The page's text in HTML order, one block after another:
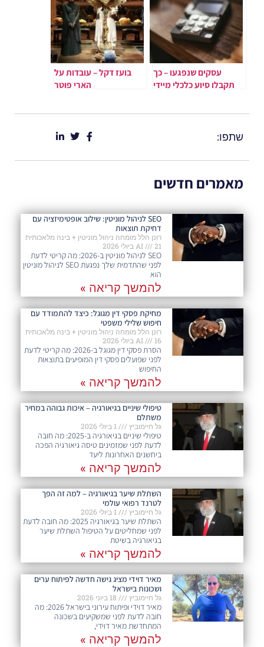
עסקים שנפגעו – כך
תקבלו סיוע כלכלי מיידי
בועז דקל – עובדות על
הארי פוטר
שתפו:
מאמרים חדשים
SEO לניהול מוניטין: שילוב אופטימיזציה עם
דחיקת תוצאות
רונן הלל מומחה ניהול מוניטין + בינה מלאכותית
AI
21 ביולי 2026
SEO לניהול מוניטין ב-2026: מה קריטי לדעת
לפני שהתדמית שלך נפגעת SEO לניהול מוניטין
הוא
להמשך קריאה »
מחיקת פסקי דין מגוגל: כיצד להתמודד עם
חיפוש שלילי משפטי
רונן הלל מומחה ניהול מוניטין + בינה מלאכותית
AI
16 ביולי 2026
הסרת פסקי דין מגוגל ב-2026: מה קריטי לדעת
לפני שפועלים פסקי דין המופיעים בתוצאות
החיפוש
להמשך קריאה »
טיפולי שיניים בגיאורגיה – איכות גבוהה במחיר
משתלם
גל חיימוביץ
טיפולי שיניים בגיאורגיה ב-2025: מה חובה
לדעת לפני שמזמינים טיסה גיאורגיה הפכה
ביחשנים האחרונות ליעד
להמשך קריאה »
השתלת שיער בגיאורגיה – למה זה הפך
לטרנד רפואי עולמי
גל חיימוביץ
השתלת שיער בגיאורגיה 2025: מה חובה לדעת
לפני שמחליטים על הטיפול השתלת שיער
בגיאורגיה בשיטת
להמשך קריאה »
מאיר דוידי מציג גישה חדשה לפיתוח ערים
ושכונות בישראל
גל חיימוביץ
מאיר דוידי ופיתוח עירוני בישראל 2026: מה
חובה לדעת לפני שמשקיעים בשכונה
המתחדשת מאיר דוידי,
להמשך קריאה »